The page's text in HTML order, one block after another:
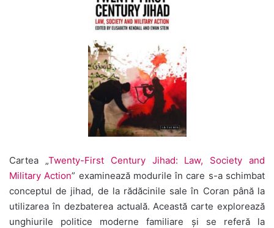
Cartea „Twenty-First Century Jihad: Law, Society and
Military Action” examinează modurile în care s-a schimbat
conceptul de jihad, de la rădăcinile sale în Coran până la
utilizarea în dezbaterea actuală. Această carte explorează
unghiurile politice moderne familiare și se referă la